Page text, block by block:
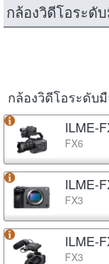
กล้องวิดีโอระดั
กล้องวิดีโอระดับ
ILME-
FX6
ILME-
FX3
ILME-
FX3